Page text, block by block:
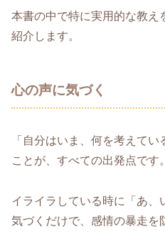
本書の中で特に実用的な教え
紹介します。
心の声に気づく
「自分はいま、何を考えて
ことが、すべての出発点です。
イライラしている時に「あ、
気づくだけで、感情の暴走を